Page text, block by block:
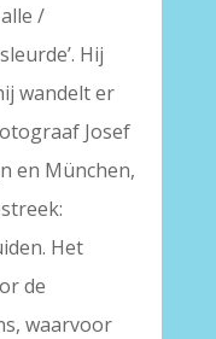
/
Hij
wandelt er
Josef
en München,
Het
de
waarvoor